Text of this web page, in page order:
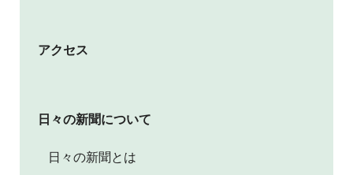
アクセス
日々の新聞について
日々の新聞とは